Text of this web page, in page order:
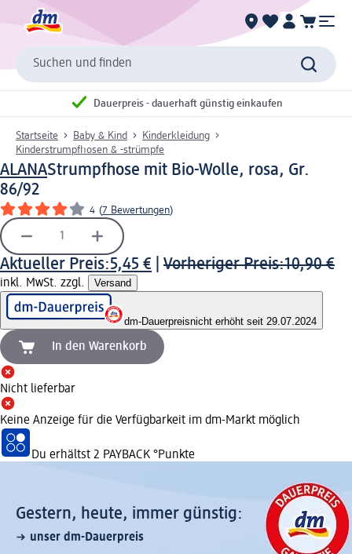
Suchen und finden
Dauerpreis - dauerhaft günstig einkaufen
Startseite Baby & Kind
Kinderkleidung
Kinderstrumpfhosen & -strümpfe
ALANAStrumpfhose mit Bio-Wolle, rosa, Gr.
86/92
4 (7 Bewertungen)
Aktueller Preis:5,45 € Vorheriger Preis:10,90 €
inkl. MwSt. zzgl. Versand
dm-Dauerpreisnicht erhöht seit 29.07.2024
In den Warenkorb
Nicht lieferbar
Keine Anzeige für die Verfügbarkeit im dm-Markt möglich
Du erhältst 2 PAYBACK °Punkte
Gestern, heute, immer günstig:
unser dm-Dauerpreis